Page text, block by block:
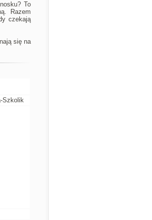
To
Razem
czekają
się na
Szkolik